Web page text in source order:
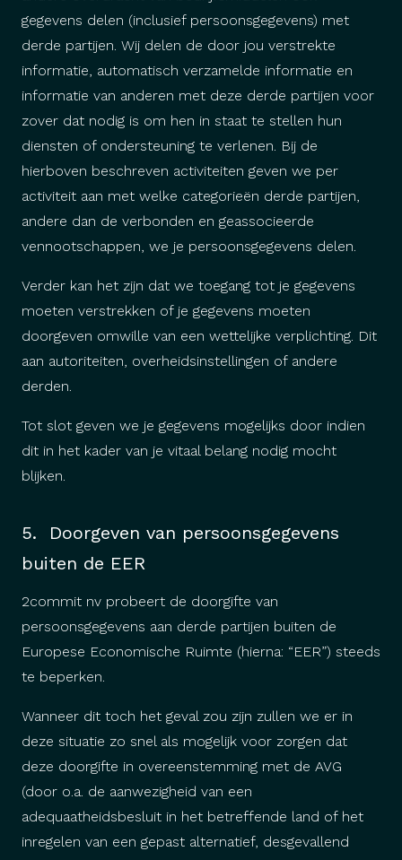
gegevens delen (inclusief persoonsgegevens) met
derde partijen. Wij delen de door jou verstrekte
informatie, automatisch verzamelde informatie en
informatie van anderen met deze derde partijen voor
zover dat nodig is om hen in staat te stellen hun
diensten of ondersteuning te verlenen. Bij de
hierboven beschreven activiteiten geven we per
activiteit aan met welke categorieën derde partijen,
andere dan de verbonden en geassocieerde
vennootschappen, we je persoonsgegevens delen.
Verder kan het zijn dat we toegang tot je gegevens
moeten verstrekken of je gegevens moeten
doorgeven omwille van een wettelijke verplichting. Dit
aan autoriteiten, overheidsinstellingen of andere
derden.
Tot slot geven we je gegevens mogelijks door indien
dit in het kader van je vitaal belang nodig mocht
blijken.
5. Doorgeven van persoonsgegevens
buiten de EER
2commit nv probeert de doorgifte van
persoonsgegevens aan derde partijen buiten de
Europese Economische Ruimte (hierna: “EER”) steeds
te beperken.
Wanneer dit toch het geval zou zijn zullen we er in
deze situatie zo snel als mogelijk voor zorgen dat
deze doorgifte in overeenstemming met de AVG
(door o.a. de aanwezigheid van een
adequaatheidsbesluit in het betreffende land of het
inregelen van een gepast alternatief, desgevallend